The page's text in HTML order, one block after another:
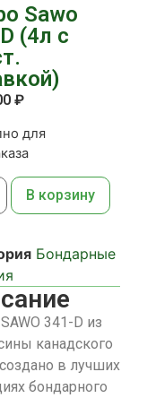
Sawo
(4л с
₽
для
В корзину
Бондарные
341-D из
канадского
в лучших
бондарного